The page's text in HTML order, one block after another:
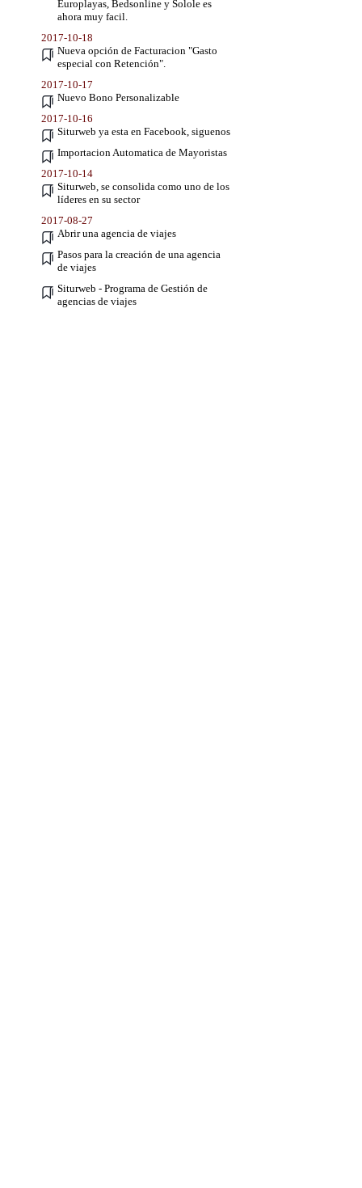
Europlayas, Bedsonline y Solole es
ahora muy facil.
2017-10-18
Nueva opción de Facturacion "Gasto
especial con Retención".
2017-10-17
Nuevo Bono Personalizable
2017-10-16
Siturweb ya esta en Facebook, siguenos
Importacion Automatica de Mayoristas
2017-10-14
Siturweb, se consolida como uno de los
líderes en su sector
2017-08-27
Abrir una agencia de viajes
Pasos para la creación de una agencia
de viajes
Siturweb - Programa de Gestión de
agencias de viajes